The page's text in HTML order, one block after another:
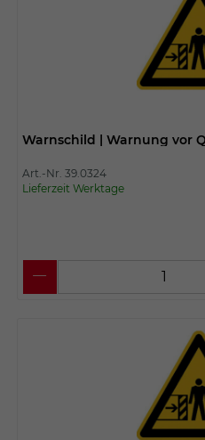
Warnschild | Warnung vor
Art.-Nr. 39.0324
Lieferzeit Werktage